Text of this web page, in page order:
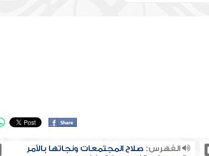
الفهرس: صلاح المجتمعات ونجاتها بالأمر